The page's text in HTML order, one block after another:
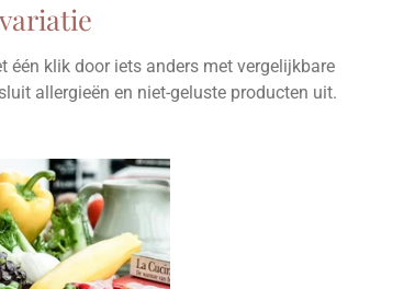
één klik door iets anders met vergelijkbare
allergieën en niet-geluste producten uit.